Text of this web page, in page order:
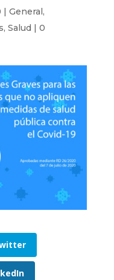
| General,
, Salud | 0